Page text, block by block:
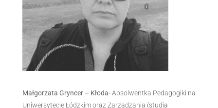
Małgorzata Gryncer – Kłoda-Absolwentka Pedagogiki na
Uniwersytecie Łódzkim oraz Zarządzania (studia